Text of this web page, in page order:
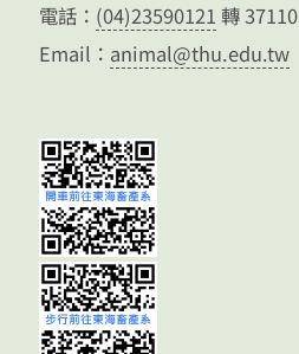
電話： (04)23590121 轉 37110
Email： animal@thu.edu.tw